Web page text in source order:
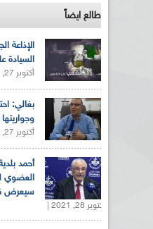
طالع ايضاً
السيادة
أكتوبر 27, 2021 |
بغالي:
أكتوبر 27, 2021 |
أحمد
العضوي
سيعرض
أكتوبر 28, 2021 |